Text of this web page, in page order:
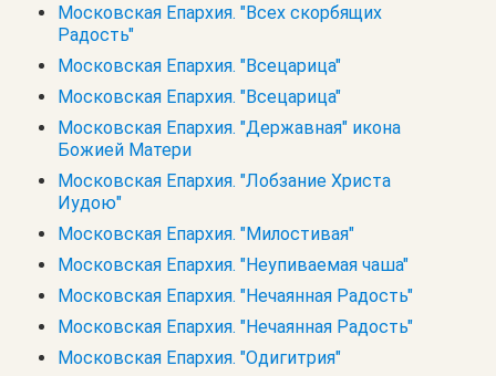
Московская Епархия. "Всех скорбящих
Радость"
Московская Епархия. "Всецарица"
Московская Епархия. "Всецарица"
Московская Епархия. "Державная" икона
Божией Матери
Московская Епархия. "Лобзание Христа
Иудою"
Московская Епархия. "Милостивая"
Московская Епархия. "Неупиваемая чаша"
Московская Епархия. "Нечаянная Радость"
Московская Епархия. "Нечаянная Радость"
Московская Епархия. "Одигитрия"